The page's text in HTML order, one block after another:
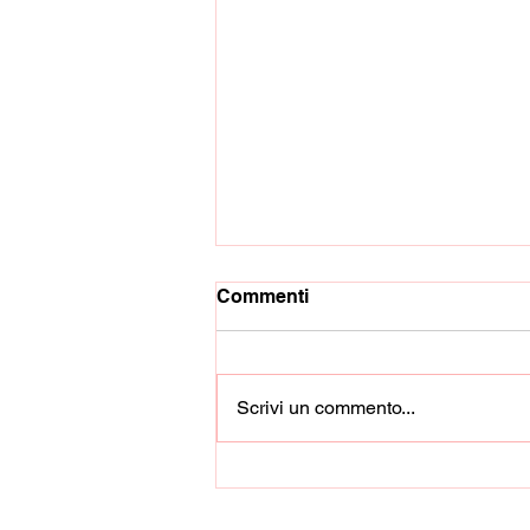
Commenti
Scrivi un commento...